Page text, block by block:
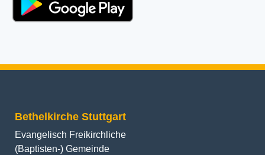
Bethelkirche Stuttgart
Evangelisch Freikirchliche
(Baptisten-) Gemeinde